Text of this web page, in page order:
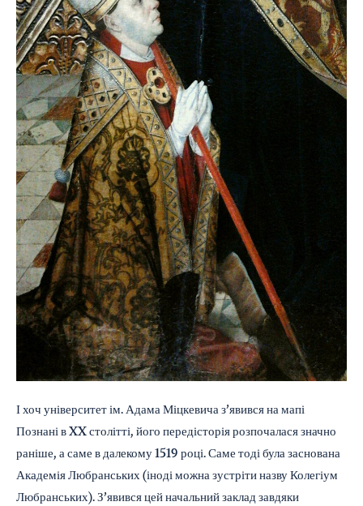
І хоч університет ім. Адама Міцкевича з’явився на мапі
Познані в XX столітті, його передісторія розпочалася значно
раніше, а саме в далекому 1519 році. Саме тоді була заснована
Академія Любранських (іноді можна зустріти назву Колегіум
Любранських). З’явився цей начальний заклад завдяки